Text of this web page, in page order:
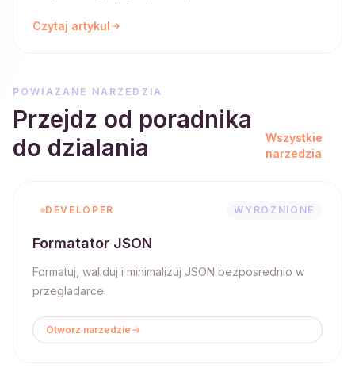
Czytaj artykul
POWIAZANE NARZEDZIA
Przejdz od poradnika
do dzialania
Wszystkie
narzedzia
DEVELOPER WYROZNIONE
Formatator JSON
Formatuj, waliduj i minimalizuj JSON bezposrednio w
przegladarce.
Otworz narzedzie